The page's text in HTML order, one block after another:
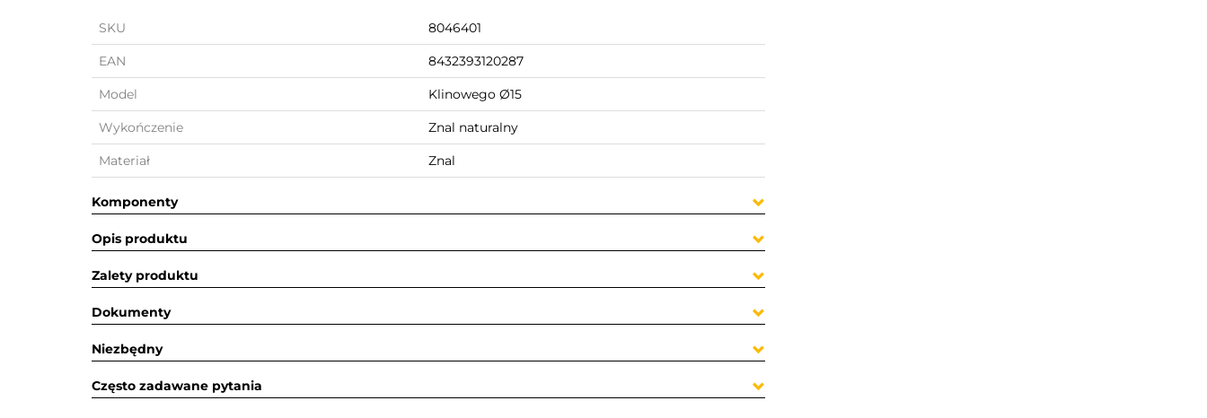
SKU 8046401
EAN 8432393120287
Model Klinowego Ø15
Wykończenie Znal naturalny
Materiał Znal
Komponenty
Opis produktu
Zalety produktu
Dokumenty
Niezbędny
Często zadawane pytania